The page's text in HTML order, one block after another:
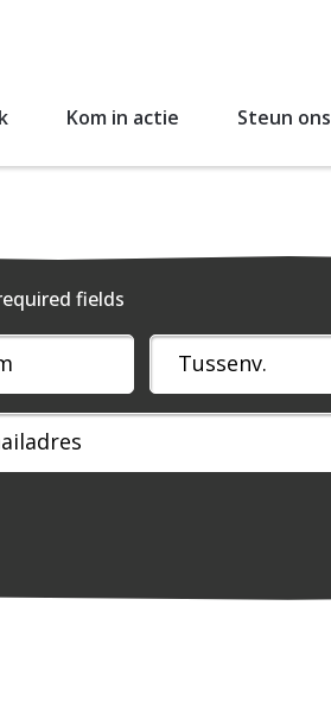
Kom in actie Steun ons
fields